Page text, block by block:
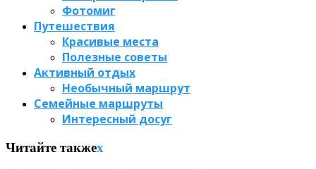
Фотомиг
Путешествия
Красивые места
Полезные советы
Активный отдых
Необычный маршрут
Семейные маршруты
Интересный досуг
Читайте такжеx